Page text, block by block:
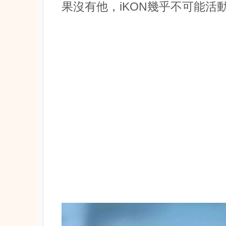
果沒有他，iKON幾乎不可能活